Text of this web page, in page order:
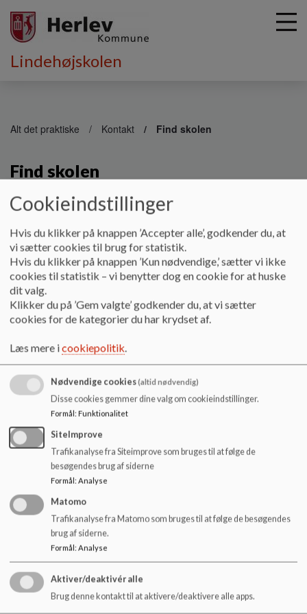
h
t
Lindehøjskolen
Alt det praktiske Kontakt Find skolen
Find skolen
Her kan forefindes kort over Lindehøjskolen.
Klik link for vej visning:
https://goo.gl/maps/wRcEaFwJXEsn88Fx6
Cookieindstillinger
Hvis du klikker på knappen ’Accepter alle’, godkender du, at
vi sætter cookies til brug for statistik.
Hvis du klikker på knappen ’Kun nødvendige,’ sætter vi ikke
cookies til statistik – vi benytter dog en cookie for at huske
dit valg.
Klikker du på ’Gem valgte’ godkender du, at vi sætter
cookies for de kategorier du har krydset af.
Læs mere icookiepolitik.
Nødvendige cookies(altid nødvendig)
Disse cookies gemmer dine valg om cookieindstillinger.
Formål: Funktionalitet
SiteImprove
Trafikanalyse fra Siteimprove som bruges til at følge de
besøgendes brug af siderne
Formål: Analyse
Matomo
Trafikanalyse fra Matomo som bruges til at følge de besøgendes
brug af siderne.
Formål: Analyse
Aktiver/deaktivér alle
Brug denne kontakt til at aktivere/deaktivere alle apps.